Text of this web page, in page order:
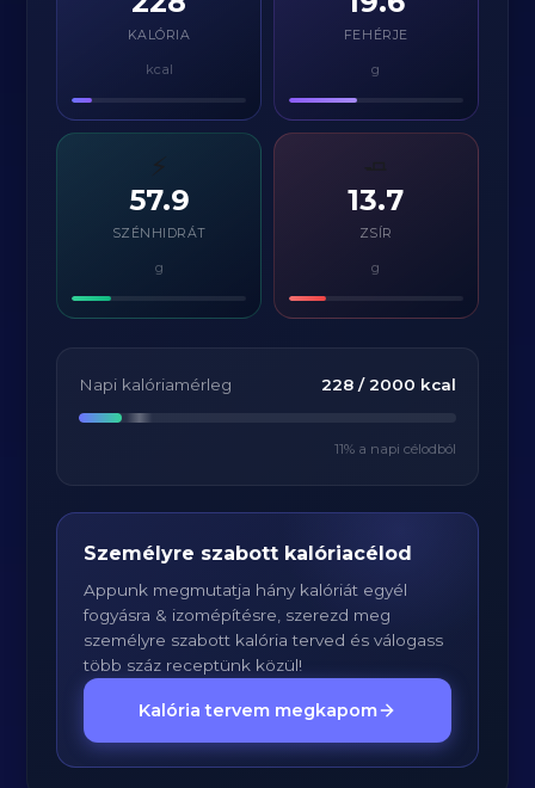
KALÓRIA
kcal
FEHÉRJE
g
⚡
57.9
SZÉNHIDRÁT
g
13.7
ZSÍR
g
Napi kalóriamérleg 228/ 2000 kcal
11% a napi célodból
Személyre szabott kalóriacélod
Appunk megmutatja hány kalóriát egyél
fogyásra & izomépítésre, szerezd meg
személyre szabott kalória terved és válogass
több száz receptünk közül!
Kalória tervem megkapom